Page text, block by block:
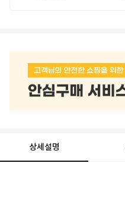
상세설명